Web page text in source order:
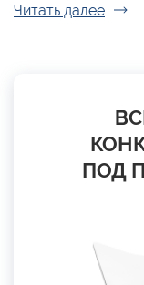
Читать далее
ПОД